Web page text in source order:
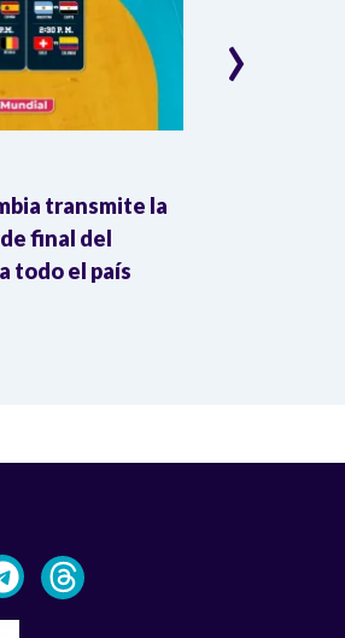
transmite la
final del
todo el país
›